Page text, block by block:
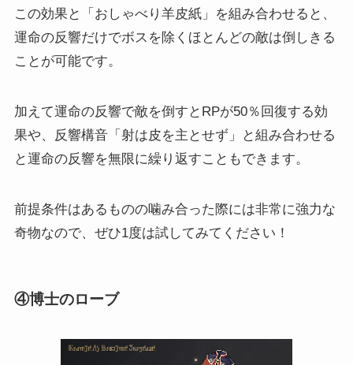
この効果と「おしゃべり羊皮紙」を組み合わせると、
運命の反響だけでボスを除くほとんどの敵は倒しきる
ことが可能です。
加えて運命の反響で敵を倒すとRPが50％回復する効
果や、反響構音「射は皮を主とせず」と組み合わせる
と運命の反響を無限に繰り返すこともできます。
前提条件はあるものの噛み合った際には非常に強力な
奇物なので、ぜひ1度は試してみてください！
④博士のローブ